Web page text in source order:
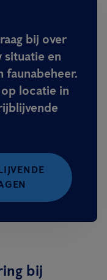
bij over
situatie en
faunabeheer.
locatie in
bij